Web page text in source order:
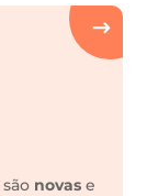
são novas e